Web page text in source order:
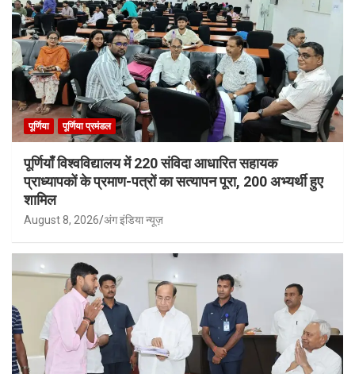
पूर्णिया पूर्णिया प्रमंडल
पूर्णियाँ विश्वविद्यालय में 220 संविदा आधारित सहायक
प्राध्यापकों के प्रमाण-पत्रों का सत्यापन पूरा, 200 अभ्यर्थी हुए
शामिल
August 8, 2026 अंग इंडिया न्यूज़